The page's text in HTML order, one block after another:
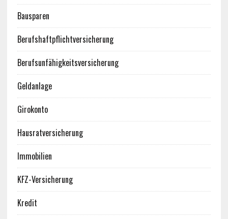
Bausparen
Berufshaftpflichtversicherung
Berufsunfähigkeitsversicherung
Geldanlage
Girokonto
Hausratversicherung
Immobilien
KFZ-Versicherung
Kredit